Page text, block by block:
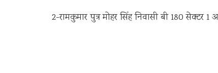
2-रामकुमार पुत्र मोहर सिंह निवासी बी 180 सेक्टर 1